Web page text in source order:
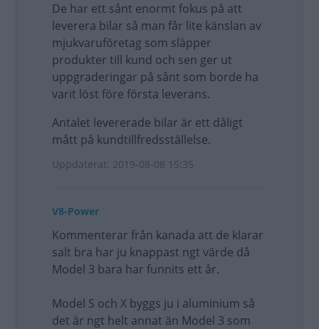
De har ett sånt enormt fokus på att
leverera bilar så man får lite känslan av
mjukvaruföretag som släpper
produkter till kund och sen ger ut
uppgraderingar på sånt som borde ha
varit löst före första leverans.
Antalet levererade bilar är ett dåligt
mått på kundtillfredsställelse.
Uppdaterat: 2019-08-08 15:35
V8-Power
Kommenterar från kanada att de klarar
salt bra har ju knappast ngt värde då
Model 3 bara har funnits ett år.
Model S och X byggs ju i aluminium så
det är ngt helt annat än Model 3 som